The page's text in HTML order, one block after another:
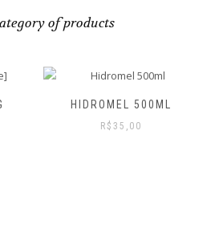
of products
HIDROMEL 500ML
R$ 35,00